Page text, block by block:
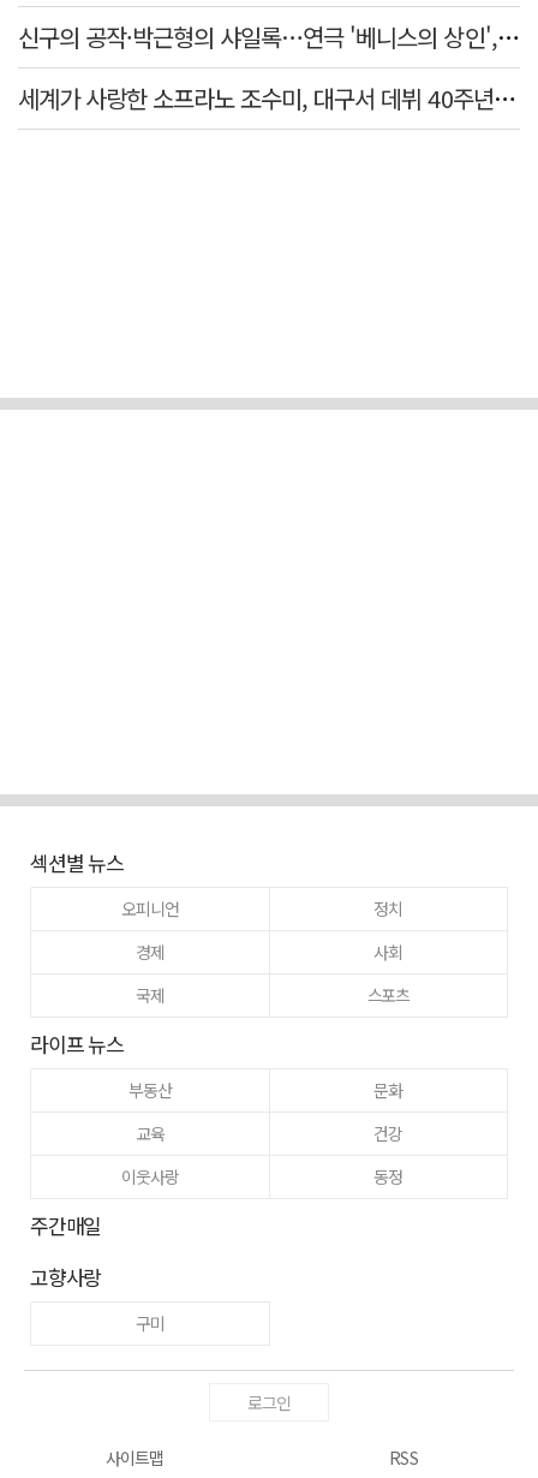
신구의 공작·박근형의 샤일록…연극 '베니스의 상인', 28·29일 대구 공연
세계가 사랑한 소프라노 조수미, 대구서 데뷔 40주년 기념 무대
섹션별 뉴스
오피니언
정치
경제
사회
국제
스포츠
라이프 뉴스
부동산
문화
교육
건강
이웃사랑
동정
주간매일
고향사랑
구미
로그인
사이트맵 RSS